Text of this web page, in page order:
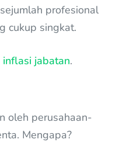
profesional
cukup singkat.
inflasi jabatan.
oleh perusahaan-
Mengapa?